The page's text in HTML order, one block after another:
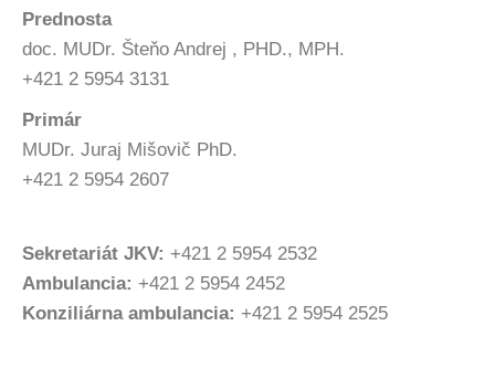
Prednosta
doc. MUDr. Šteňo Andrej , PHD., MPH.
+421 2 5954 3131
Primár
MUDr. Juraj Mišovič PhD.
+421 2 5954 2607
Sekretariát JKV: +421 2 5954 2532
Ambulancia: +421 2 5954 2452
Konziliárna ambulancia: +421 2 5954 2525